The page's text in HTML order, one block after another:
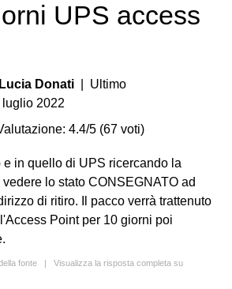
UPS access
Donati | Ultimo
2022
4.4/5 (67 voti)
e in quello di UPS ricercando la
lo stato CONSEGNATO ad
di ritiro. Il pacco verrà trattenuto
Point per 10 giorni poi
fonte | Visualizza la risposta completa su